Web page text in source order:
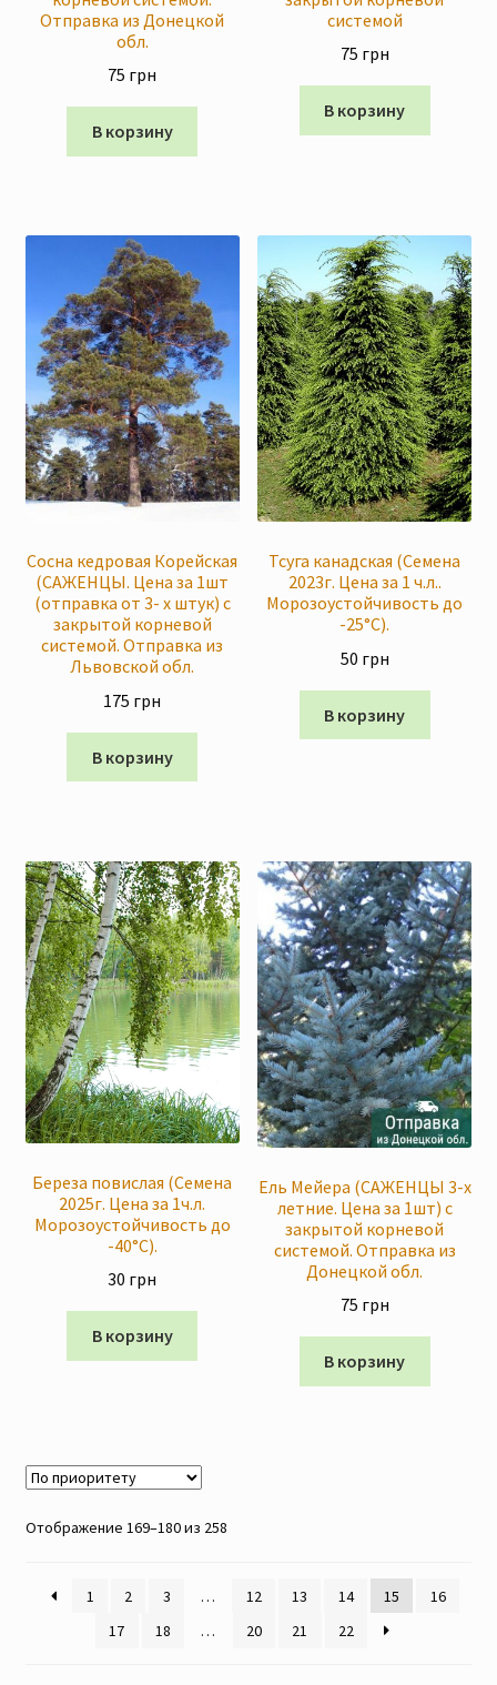
Отправка из Донецкой
обл.
75 грн
В корзину
системой
75 грн
В корзину
Сосна кедровая Корейская
(САЖЕНЦЫ. Цена за 1шт
(отправка от 3- х штук) c
закрытой корневой
системой. Отправка из
Львовской обл.
175 грн
В корзину
Тсуга канадская (Семена
2023г. Цена за 1 ч.л..
Морозоустойчивость до
-25°C).
50 грн
В корзину
Береза повислая (Семена
2025г. Цена за 1ч.л.
Морозоустойчивость до
-40°C).
30 грн
В корзину
Ель Мейера (САЖЕНЦЫ 3-х
летние. Цена за 1шт) с
закрытой корневой
системой. Отправка из
Донецкой обл.
75 грн
В корзину
Отображение 169–180 из 258
1 2 3 … 12 13 14 15
16
17
18 … 20 21 22